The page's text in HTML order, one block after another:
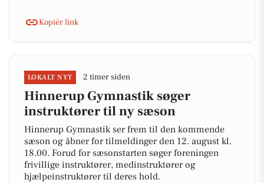
Kopiér link
LOKALT NYT 2 timer siden
Hinnerup Gymnastik søger
instruktører til ny sæson
Hinnerup Gymnastik ser frem til den kommende
sæson og åbner for tilmeldinger den 12. august kl.
18.00. Forud for sæsonstarten søger foreningen
frivillige instruktører, medinstruktører og
hjælpeinstruktører til deres hold.